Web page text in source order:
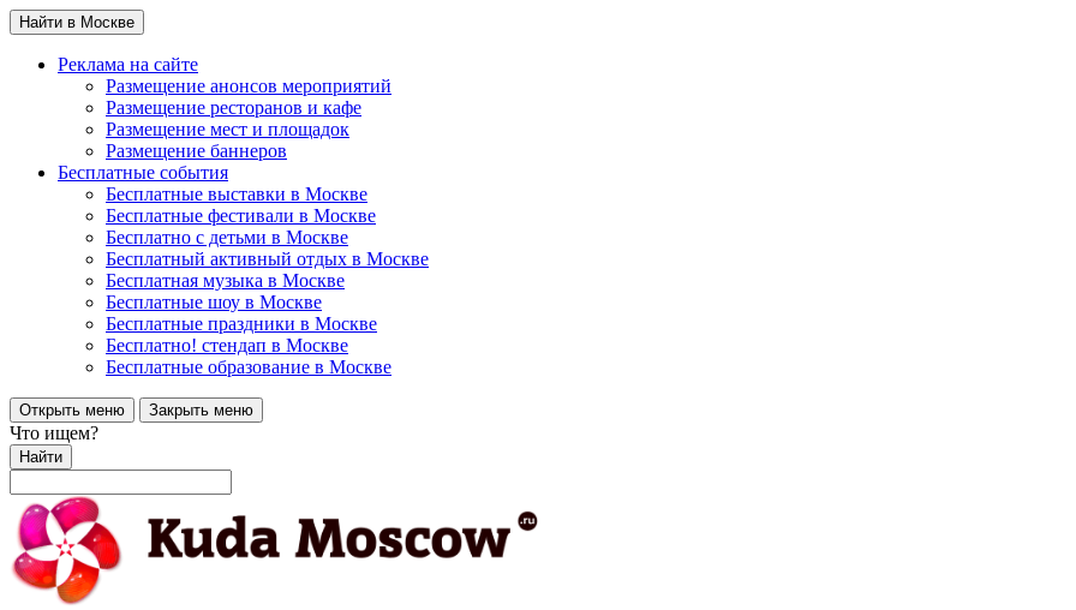
Найти в Москве
Реклама на сайте
Размещение анонсов мероприятий
Размещение ресторанов и кафе
Размещение мест и площадок
Размещение баннеров
Бесплатные события
Бесплатные выставки в Москве
Бесплатные фестивали в Москве
Бесплатно с детьми в Москве
Бесплатный активный отдых в Москве
Бесплатная музыка в Москве
Бесплатные шоу в Москве
Бесплатные праздники в Москве
Бесплатно! стендап в Москве
Бесплатные образование в Москве
Открыть меню Закрыть меню
Что ищем?
Найти